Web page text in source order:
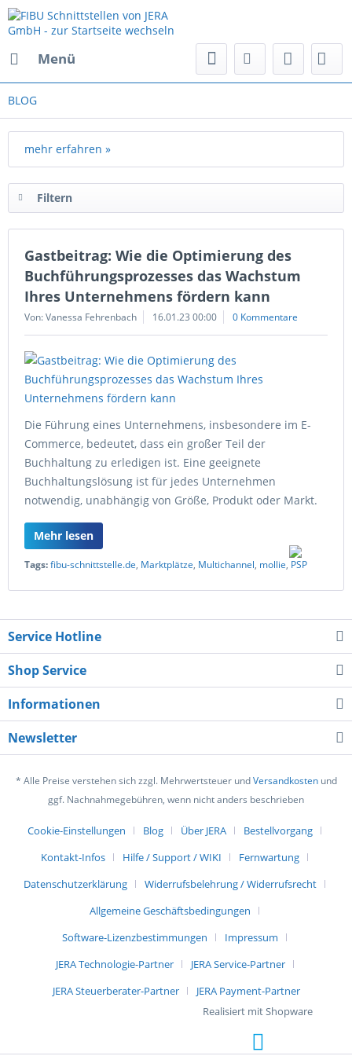
Menü
BLOG
mehr erfahren »
Filtern
Gastbeitrag: Wie die Optimierung des
Buchführungsprozesses das Wachstum
Ihres Unternehmens fördern kann
Von: Vanessa Fehrenbach 16.01.23 00:00 0 Kommentare
Die Führung eines Unternehmens, insbesondere im E-
Commerce, bedeutet, dass ein großer Teil der
Buchhaltung zu erledigen ist. Eine geeignete
Buchhaltungslösung ist für jedes Unternehmen
notwendig, unabhängig von Größe, Produkt oder Markt.
Mehr lesen
Tags:fibu-schnittstelle.de, Marktplätze, Multichannel, mollie, PSP
Service Hotline
Shop Service
Informationen
Newsletter
* Alle Preise verstehen sich zzgl. Mehrwertsteuer undVersandkostenund
ggf. Nachnahmegebühren, wenn nicht anders beschrieben
Cookie-Einstellungen Blog Über JERA
Bestellvorgang
Kontakt-Infos
Hilfe / Support / WIKI
Fernwartung
Datenschutzerklärung
Widerrufsbelehrung / Widerrufsrecht
Allgemeine Geschäftsbedingungen
Software-Lizenzbestimmungen
Impressum
JERA Technologie-Partner
JERA Service-Partner
JERA Steuerberater-Partner
JERA Payment-Partner
Realisiert mit Shopware